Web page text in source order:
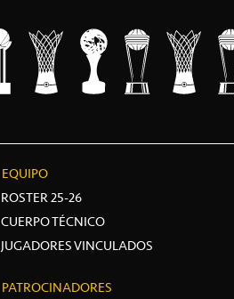
EQUIPO
ROSTER 25-26
CUERPO TÉCNICO
JUGADORES VINCULADOS
PATROCINADORES